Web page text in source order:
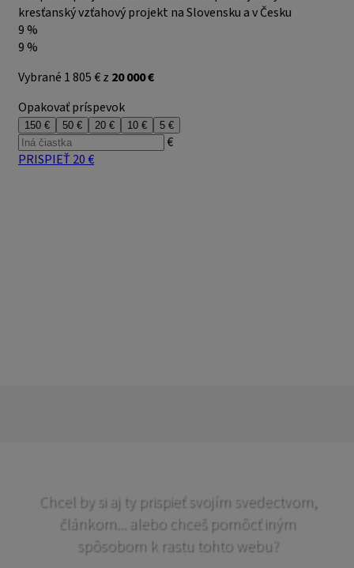
Chcel by si aj ty prispieť svojím svedectvom,
článkom... alebo chceš pomôcť iným
spôsobom k rastu tohto webu?